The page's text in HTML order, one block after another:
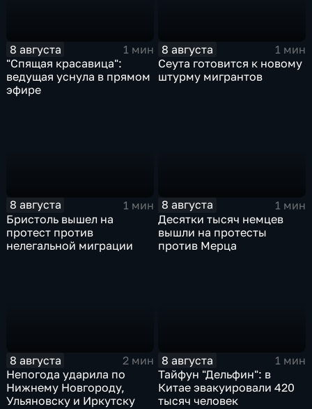
8 августа
1 мин
"Спящая красавица":
ведущая уснула в прямом
эфире
8 августа
1 мин
Сеута готовится к новому
штурму мигрантов
8 августа
1 мин
Бристоль вышел на
протест против
нелегальной миграции
8 августа
1 мин
Десятки тысяч немцев
вышли на протесты
против Мерца
8 августа
2 мин
Непогода ударила по
Нижнему Новгороду,
Ульяновску и Иркутску
8 августа
1 мин
Тайфун "Дельфин": в
Китае эвакуировали 420
тысяч человек